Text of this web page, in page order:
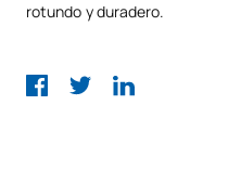
rotundo y duradero.